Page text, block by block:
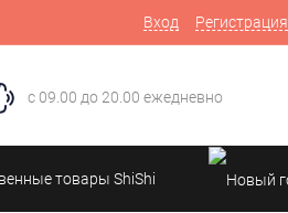
Вход Регистрация
с 09.00 до 20.00 ежедневно
товары ShiShi